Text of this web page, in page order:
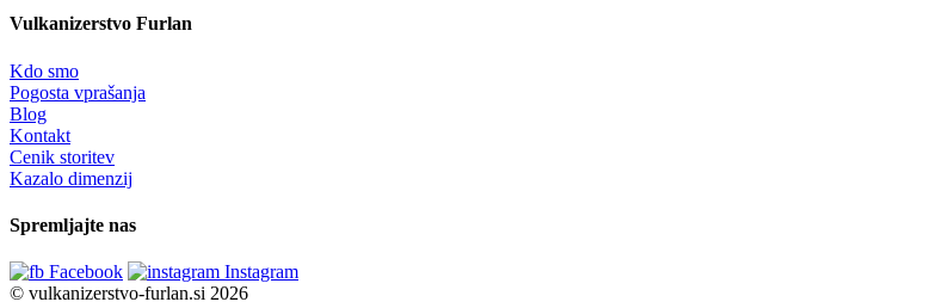
Vulkanizerstvo Furlan
Kdo smo
Pogosta vprašanja
Blog
Kontakt
Cenik storitev
Kazalo dimenzij
Spremljajte nas
Facebook
Instagram
© vulkanizerstvo-furlan.si 2026